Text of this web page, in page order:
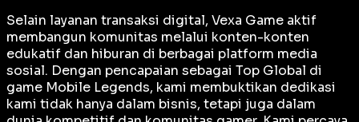
Selain layanan transaksi digital, Vexa Game aktif
membangun komunitas melalui konten-konten
edukatif dan hiburan di berbagai platform media
sosial. Dengan pencapaian sebagai Top Global di
game Mobile Legends, kami membuktikan dedikasi
kami tidak hanya dalam bisnis, tetapi juga dalam